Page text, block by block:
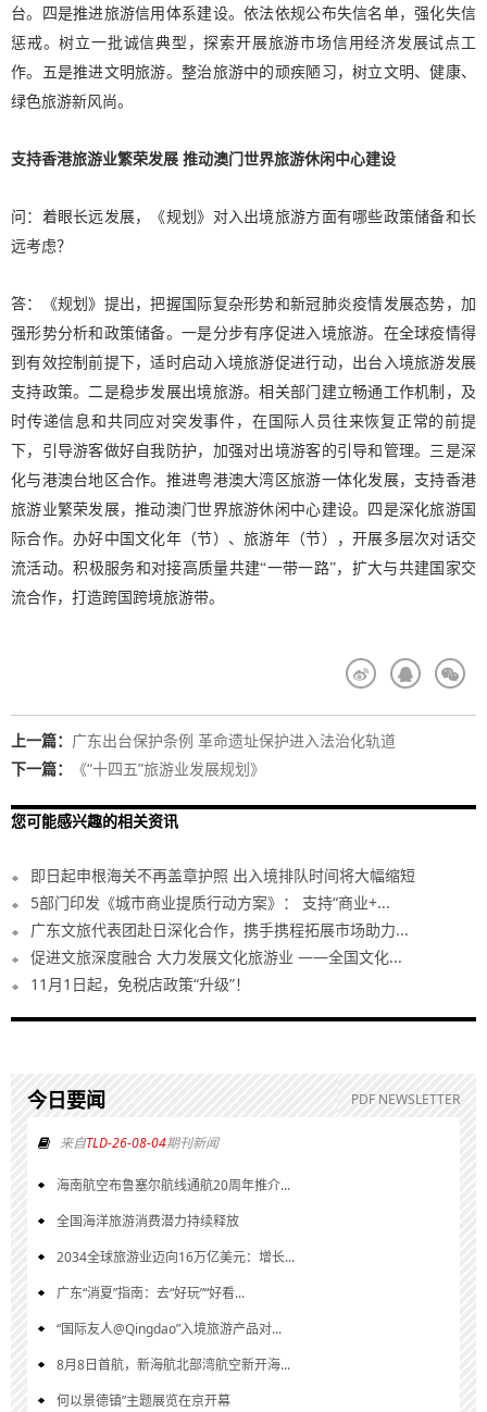
台。四是推进旅游信用体系建设。依法依规公布失信名单，强化失信
惩戒。树立一批诚信典型，探索开展旅游市场信用经济发展试点工
作。五是推进文明旅游。整治旅游中的顽疾陋习，树立文明、健康、
绿色旅游新风尚。
支持香港旅游业繁荣发展 推动澳门世界旅游休闲中心建设
问：着眼长远发展，《规划》对入出境旅游方面有哪些政策储备和长
远考虑？
答：《规划》提出，把握国际复杂形势和新冠肺炎疫情发展态势，加
强形势分析和政策储备。一是分步有序促进入境旅游。在全球疫情得
到有效控制前提下，适时启动入境旅游促进行动，出台入境旅游发展
支持政策。二是稳步发展出境旅游。相关部门建立畅通工作机制，及
时传递信息和共同应对突发事件，在国际人员往来恢复正常的前提
下，引导游客做好自我防护，加强对出境游客的引导和管理。三是深
化与港澳台地区合作。推进粤港澳大湾区旅游一体化发展，支持香港
旅游业繁荣发展，推动澳门世界旅游休闲中心建设。四是深化旅游国
际合作。办好中国文化年（节）、旅游年（节），开展多层次对话交
流活动。积极服务和对接高质量共建“一带一路”，扩大与共建国家交
流合作，打造跨国跨境旅游带。
上一篇： 广东出台保护条例 革命遗址保护进入法治化轨道
下一篇：
《“十四五”旅游业发展规划》
您可能感兴趣的相关资讯
即日起申根海关不再盖章护照 出入境排队时间将大幅缩短
5部门印发《城市商业提质行动方案》： 支持“商业+...
广东文旅代表团赴日深化合作，携手携程拓展市场助力...
促进文旅深度融合 大力发展文化旅游业 ——全国文化...
11月1日起，免税店政策“升级”！
今日要闻 PDF NEWSLETTER
来自TLD-26-08-04期刊新闻
海南航空布鲁塞尔航线通航20周年推介...
全国海洋旅游消费潜力持续释放
2034全球旅游业迈向16万亿美元：增长...
广东“消夏”指南：去“好玩”“好看...
“国际友人@Qingdao”入境旅游产品对...
8月8日首航，新海航北部湾航空新开海...
何以景德镇”主题展览在京开幕